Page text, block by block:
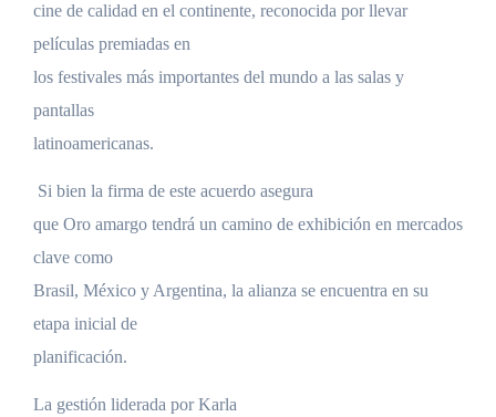
cine de calidad en el continente, reconocida por llevar
películas premiadas en
los festivales más importantes del mundo a las salas y
pantallas
latinoamericanas.
Si bien la firma de este acuerdo asegura
que Oro amargo tendrá un camino de exhibición en mercados
clave como
Brasil, México y Argentina, la alianza se encuentra en su
etapa inicial de
planificación.
La gestión liderada por Karla